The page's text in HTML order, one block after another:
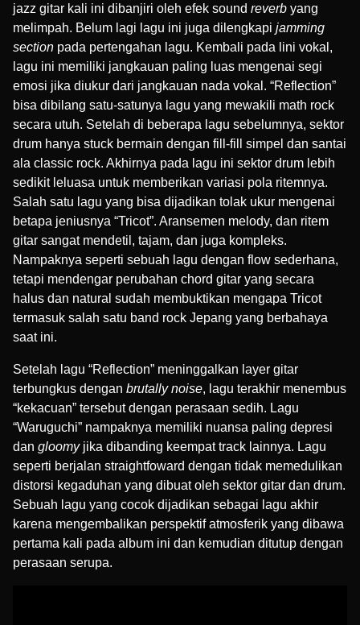
jazz gitar kali ini dibanjiri oleh efek sound reverb yang
melimpah. Belum lagi lagu ini juga dilengkapi jamming
section pada pertengahan lagu. Kembali pada lini vokal,
lagu ini memiliki jangkauan paling luas mengenai segi
emosi jika diukur dari jangkauan nada vokal. “Reflection”
bisa dibilang satu-satunya lagu yang mewakili math rock
secara utuh. Setelah di beberapa lagu sebelumnya, sektor
drum hanya stuck bermain dengan fill-fill simpel dan santai
ala classic rock. Akhirnya pada lagu ini sektor drum lebih
sedikit leluasa untuk memberikan variasi pola ritemnya.
Salah satu lagu yang bisa dijadikan tolak ukur mengenai
betapa jeniusnya “Tricot”. Aransemen melody, dan ritem
gitar sangat mendetil, tajam, dan juga kompleks.
Nampaknya seperti sebuah lagu dengan flow sederhana,
tetapi mendengar perubahan chord gitar yang secara
halus dan natural sudah membuktikan mengapa Tricot
termasuk salah satu band rock Jepang yang berbahaya
saat ini.
Setelah lagu “Reflection” meninggalkan layer gitar
terbungkus dengan brutally noise, lagu terakhir menembus
“kekacuan” tersebut dengan perasaan sedih. Lagu
“Waruguchi” nampaknya memiliki nuansa paling depresi
dan gloomyjika dibanding keempat track lainnya. Lagu
seperti berjalan straightfoward dengan tidak memedulikan
distorsi kegaduhan yang dibuat oleh sektor gitar dan drum.
Sebuah lagu yang cocok dijadikan sebagai lagu akhir
karena mengembalikan perspektif atmosferik yang dibawa
pertama kali pada album ini dan kemudian ditutup dengan
perasaan serupa.